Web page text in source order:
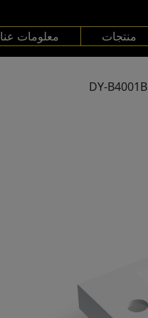
معلومات عنا منتجات
DY-B4001B